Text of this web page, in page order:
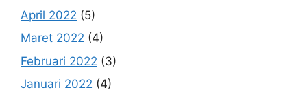
April 2022 (5)
Maret 2022 (4)
Februari 2022 (3)
Januari 2022 (4)